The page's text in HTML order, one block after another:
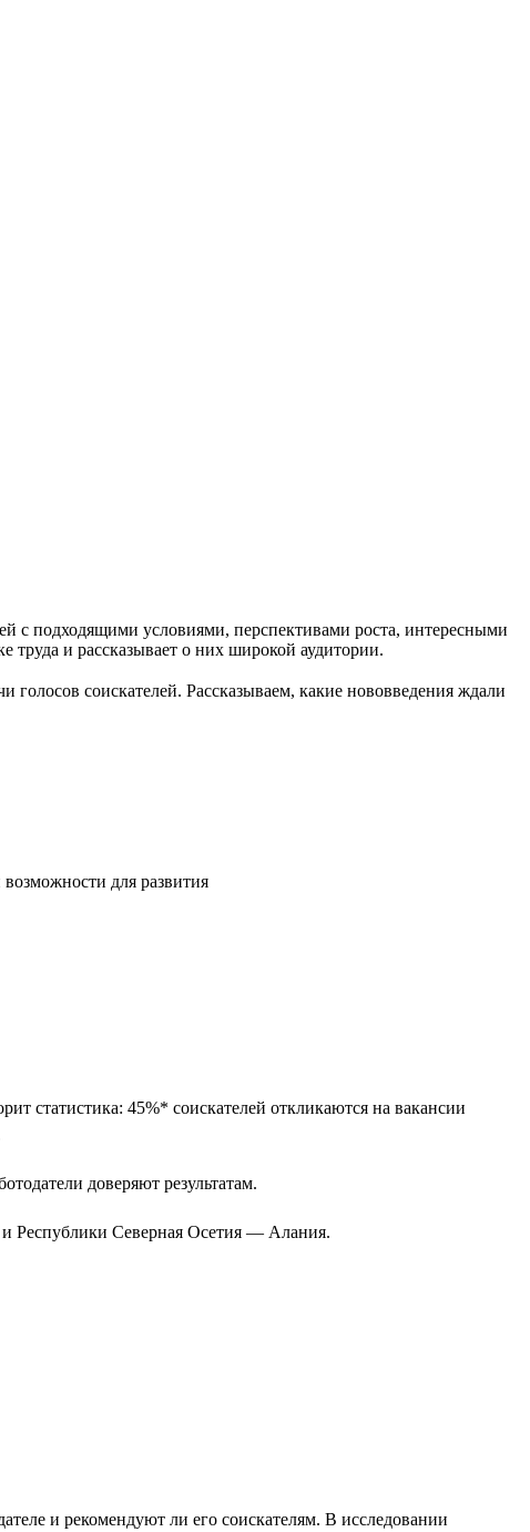
с подходящими условиями, перспективами роста, интересными
труда и рассказывает о них широкой аудитории.
соискателей. Рассказываем, какие нововведения ждали
для развития
статистика: 45%* соискателей откликаются на вакансии
доверяют результатам.
Республики Северная Осетия — Алания.
и рекомендуют ли его соискателям. В исследовании